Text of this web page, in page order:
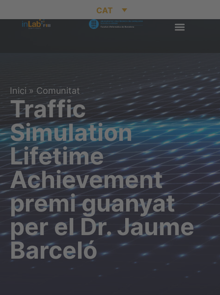
CAT
Inici » Comunitat
Traffic
Simulation
Lifetime
Achievement
premi guanyat
per el Dr. Jaume
Barceló